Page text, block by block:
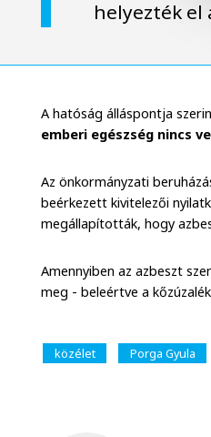
helyezték el
A hatóság álláspontja
emberi egészség nincs
Az önkormányzati
beérkezett kivitelezői
megállapították, hogy
Amennyiben az azbeszt
meg - beleértve a
közélet Porga Gyula